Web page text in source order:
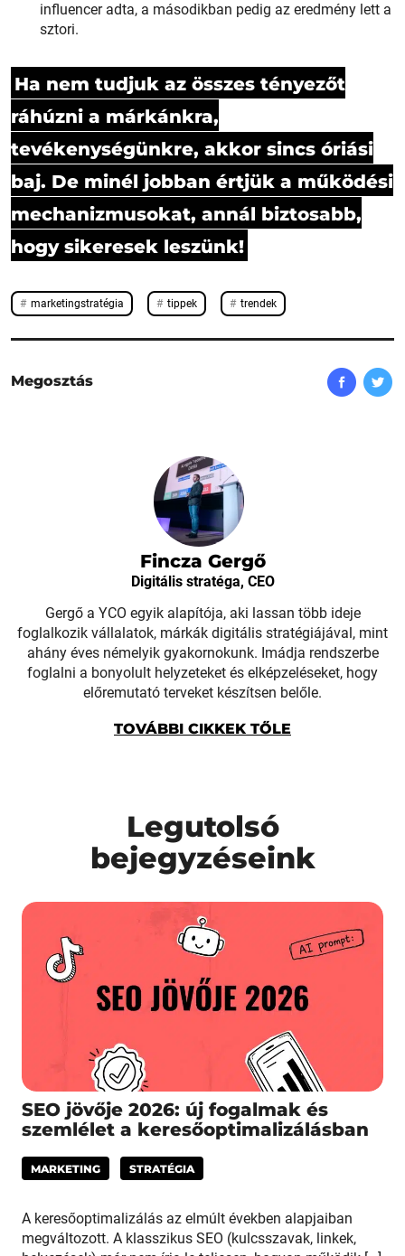
Fincza Gergő
Digitális stratéga, CEO
Gergő a YCO egyik alapítója, aki lassan több ideje
foglalkozik vállalatok, márkák digitális stratégiájával, mint
ahány éves némelyik gyakornokunk. Imádja rendszerbe
foglalni a bonyolult helyzeteket és elképzeléseket, hogy
előremutató terveket készítsen belőle.
TOVÁBBI CIKKEK TŐLE
influencer adta, a másodikban pedig az eredmény lett a
sztori.
Ha nem tudjuk az összes tényezőt
ráhúzni a márkánkra,
tevékenységünkre, akkor sincs óriási
baj. De minél jobban értjük a működési
mechanizmusokat, annál biztosabb,
hogy sikeresek leszünk!
marketingstratégia tippek trendek
Megosztás
Legutolsó
bejegyzéseink
SEO jövője 2026: új fogalmak és
szemlélet a keresőoptimalizálásban
MARKETING STRATÉGIA
A keresőoptimalizálás az elmúlt években alapjaiban
megváltozott. A klasszikus SEO (kulcsszavak, linkek,